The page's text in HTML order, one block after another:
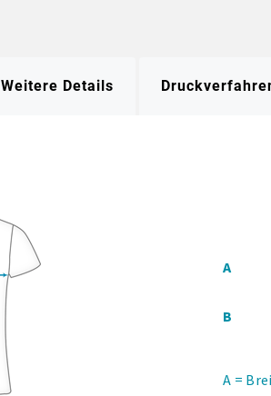
Weitere Details
A
B
A =